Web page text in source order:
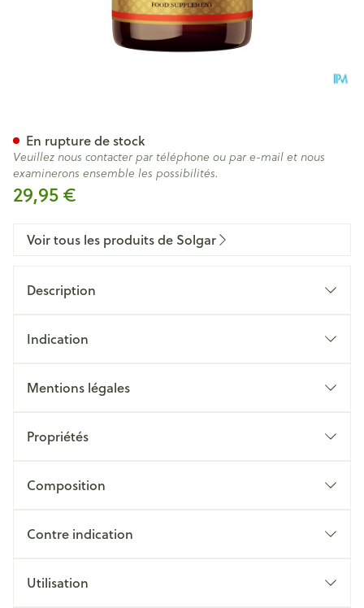
29,95 €
En rupture de stock
Veuillez nous contacter par téléphone ou par e-mail et nous
examinerons ensemble les possibilités.
Voir tous les produits de Solgar
Description
Indication
Mentions légales
Propriétés
Composition
Contre indication
Utilisation